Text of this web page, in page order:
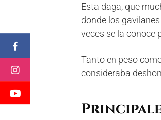
Esta daga, que
donde los
veces se la conoce
Tanto en peso
consideraba